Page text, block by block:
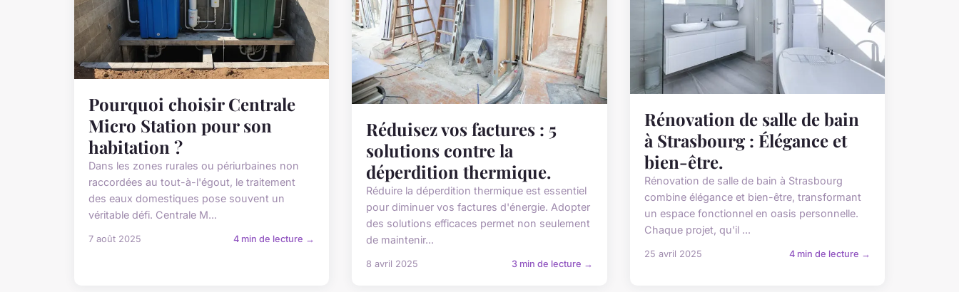
Pourquoi choisir Centrale
Micro Station pour son
habitation ?
Dans les zones rurales ou périurbaines non
raccordées au tout-à-l'égout, le traitement
des eaux domestiques pose souvent un
véritable défi. Centrale M...
7 août 2025 4 min de lecture →
Réduisez vos factures : 5
solutions contre la
déperdition thermique.
Réduire la déperdition thermique est essentiel
pour diminuer vos factures d'énergie. Adopter
des solutions efficaces permet non seulement
de maintenir...
8 avril 2025 3 min de lecture →
Rénovation de salle de bain
à Strasbourg : Élégance et
bien-être.
Rénovation de salle de bain à Strasbourg
combine élégance et bien-être, transformant
un espace fonctionnel en oasis personnelle.
Chaque projet, qu'il ...
25 avril 2025 4 min de lecture →